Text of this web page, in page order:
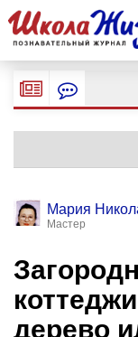
Мария
Мастер
дерево